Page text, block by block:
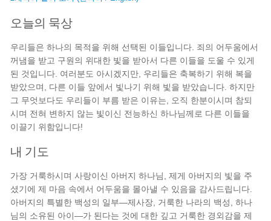
오늘의 묵상
우리들은 하나의 목적을 위해 선택된 이들입니다. 죄의 어두움에서
꺼냄을 받고 구원의 위대한 빛을 받아서 다른 이들을 도울 수 있게
된 것입니다. 여러분도 아시겠지만, 우리들은 축복하기 위해 복을
받았으며, 다른 이들 앞에서 빛나기 위해 빛을 받았습니다. 하지만
그 무엇보다도 우리들이 부름 받은 이유는, 오직 한분이시며 참되
시며 전혀 변하지 않는 빛이신 전능하신 하나님께로 다른 이들을
이끌기 위함입니다!
내 기도
가장 거룩하시며 사랑이신 아버지 하나님, 제게 아버지의 빛을 주
셨기에 제 마음 속에서 어두움을 몰아낼 수 있음을 감사드립니다.
아버지의 특별한 백성의 일부—제사장, 거룩한 나라의 백성, 하나
님의 소유된 아이—가 된다는 것에 대한 깊고 거룩한 경외감을 제